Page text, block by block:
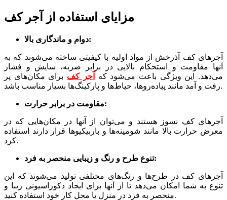
مزایای استفاده از آجر کف
دوام و ماندگاری بالا:
آجرهای کف آذرخش از مواد اولیه با کیفیتی ساخته می‌شوند که به
آنها مقاومت و استحکام بالایی در برابر ضربه، سایش و فشار
می‌دهد. این ویژگی باعث می‌شود که
آجر کف برای مکان‌های پر
رفت و آمد مانند پیاده‌روها، حیاط‌ها و پارکینگ‌ها بسیار مناسب باشد.
مقاومت در برابر حرارت:
آجرهای کف نسوز هستند و می‌توان از آنها در مکان‌هایی که در
معرض حرارت بالا مانند شومینه‌ها و باربیکیوها قرار دارند استفاده
کرد.
تنوع طرح و رنگ و زیبایی منحصر به فرد:
آجرهای کف در طرح‌ها و رنگ‌های مختلفی تولید می‌شوند که این
تنوع به شما امکان می‌دهد تا از آنها برای ایجاد دکوراسیونی زیبا و
منحصر به فرد در منزل یا محل کار خود استفاده کنید.